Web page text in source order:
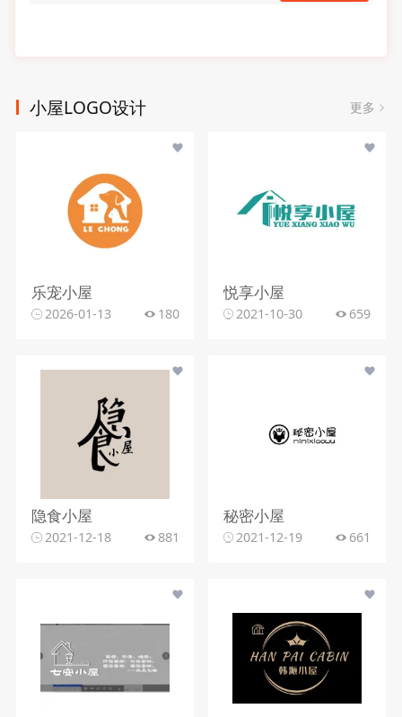
小屋LOGO设计 更多
乐宠小屋
2026-01-13 180
悦享小屋
2021-10-30 659
隐食小屋
2021-12-18 881
秘密小屋
2021-12-19 661